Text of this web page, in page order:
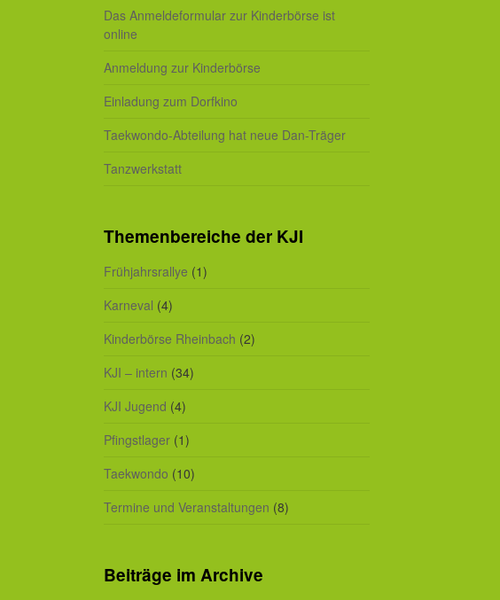
Das Anmeldeformular zur Kinderbörse ist
online
Anmeldung zur Kinderbörse
Einladung zum Dorfkino
Taekwondo-Abteilung hat neue Dan-Träger
Tanzwerkstatt
Themenbereiche der KJI
Frühjahrsrallye (1)
Karneval (4)
Kinderbörse Rheinbach (2)
KJI – intern (34)
KJI Jugend (4)
Pfingstlager (1)
Taekwondo (10)
Termine und Veranstaltungen (8)
Beiträge im Archive